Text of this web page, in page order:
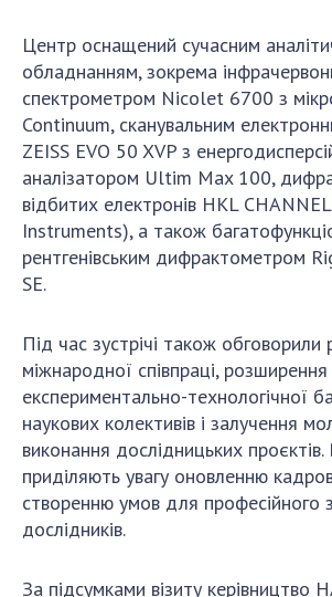
Центр оснащений сучасним
обладнанням, зокрема
спектрометром Nicolet 6700 з
Continuum, сканувальним
ZEISS EVO 50 XVP з
аналізатором Ultim Max 100,
відбитих електронів HKL
Instruments), а також
рентгенівським дифрактометром
SE.
Під час зустрічі також обговорили
міжнародної співпраці, розширення
експериментально-технологічної
наукових колективів і залучення
виконання дослідницьких проєктів.
приділяють увагу оновленню
створенню умов для професійного
дослідників.
За підсумками візиту керівництво